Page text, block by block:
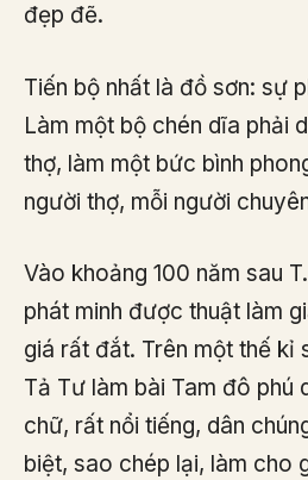
đẹp đẽ.
Tiến bộ nhất là đồ sơn: sự
Làm một bộ chén dĩa phải
thợ, làm một bức bình
người thợ, mỗi người
Vào khoảng 100 năm sau
phát minh được thuật làm
giá rất đắt. Trên một thế kỉ
Tả Tư làm bài Tam đô phú
chữ, rất nổi tiếng, dân
biệt, sao chép lại, làm cho